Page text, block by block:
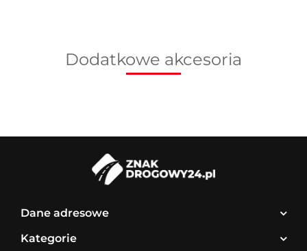
Dodatkowe akcesoria
Dane adresowe
Kategorie